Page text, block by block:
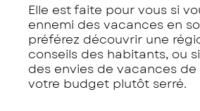
Elle est faite pour vous si
ennemi des vacances en
préférez découvrir une
conseils des habitants, ou
des envies de vacances
votre budget plutôt serré.